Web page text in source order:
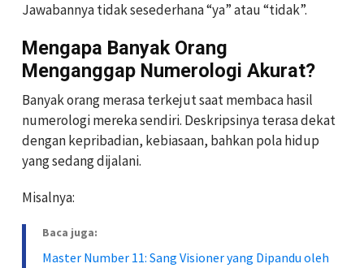
Jawabannya tidak sesederhana “ya” atau “tidak”.
Mengapa Banyak Orang
Menganggap Numerologi Akurat?
Banyak orang merasa terkejut saat membaca hasil
numerologi mereka sendiri. Deskripsinya terasa dekat
dengan kepribadian, kebiasaan, bahkan pola hidup
yang sedang dijalani.
Misalnya:
Baca juga:
Master Number 11: Sang Visioner yang Dipandu oleh